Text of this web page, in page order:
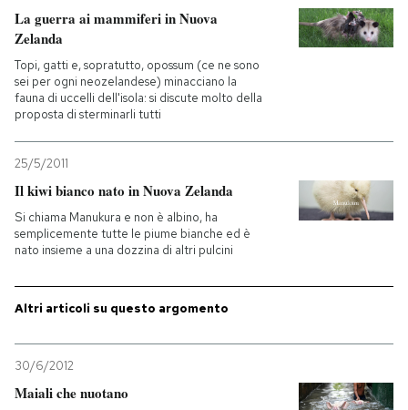
Entra
La guerra ai mammiferi in Nuova
Zelanda
Topi, gatti e, sopratutto, opossum (ce ne sono
sei per ogni neozelandese) minacciano la
fauna di uccelli dell'isola: si discute molto della
proposta di sterminarli tutti
25/5/2011
Il kiwi bianco nato in Nuova Zelanda
Si chiama Manukura e non è albino, ha
semplicemente tutte le piume bianche ed è
nato insieme a una dozzina di altri pulcini
Altri articoli su questo argomento
30/6/2012
Maiali che nuotano